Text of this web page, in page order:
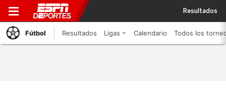
Resultados
Fútbol Resultados Ligas Calendario Todos los